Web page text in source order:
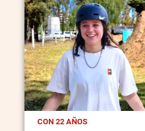
CON 22 AÑOS